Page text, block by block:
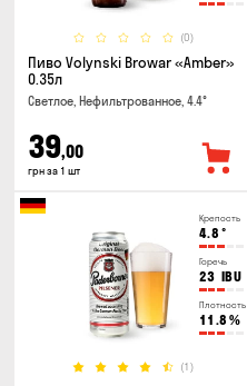
(0)
Пиво Volynski Browar «Amber»
0.35л
Светлое, Нефильтрованное, 4.4°
39,00
грн за 1 шт
Крепость
4.8 °
Горечь
23 IBU
Плотность
11.8 %
(1)